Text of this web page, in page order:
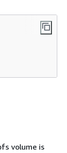
volume is